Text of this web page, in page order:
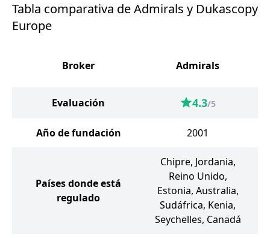
Tabla comparativa de Admirals y Dukascopy
Europe
Broker Admirals
Evaluación 4.3/5
Año de fundación 2001
Países donde está
regulado
Chipre, Jordania,
Reino Unido,
Estonia, Australia,
Sudáfrica, Kenia,
Seychelles, Canadá